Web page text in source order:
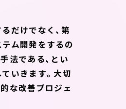
だけでなく、第
ム開発をするの
法である、とい
いきます。大切
な改善プロジェ